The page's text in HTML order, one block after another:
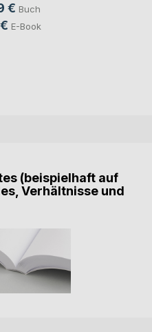
€ Buch
E-Book
(beispielhaft auf
Verhältnisse und